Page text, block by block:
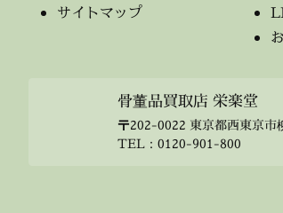
サイトマップ
骨董品買取店 栄楽堂
〒202-0022 東京都西東京市
TEL： 0120-901-800